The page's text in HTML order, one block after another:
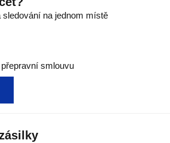
sledování na jednom místě
smlouvu